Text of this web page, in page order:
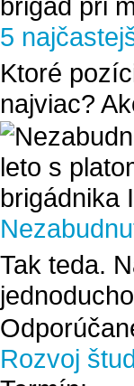
5
Ktoré
najviac?
Tak teda.
Rozvoj